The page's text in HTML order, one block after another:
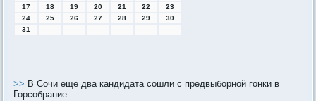
17
18 19 20 21 22
23
24
25 26 27 28 29
30
31
>> В Сочи еще два кандидата сошли с предвыборной гонки в
Горсобрание